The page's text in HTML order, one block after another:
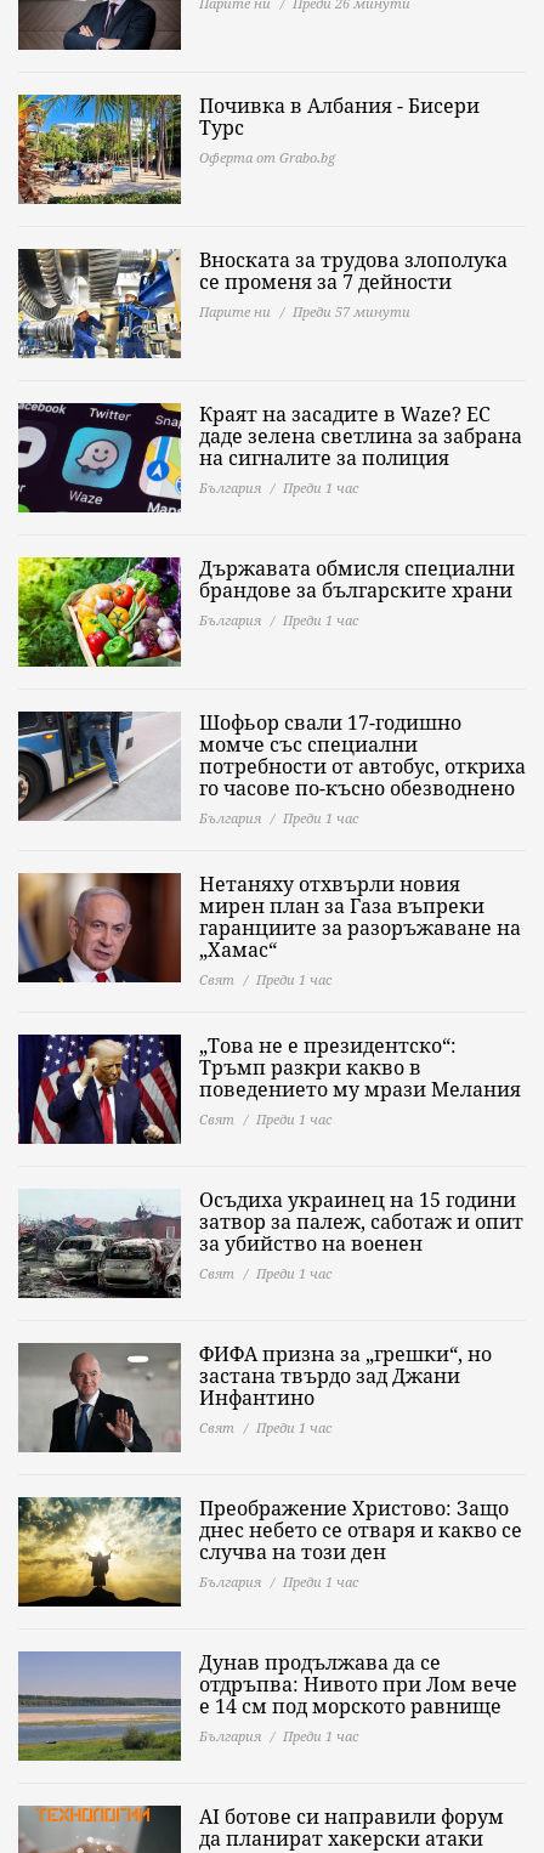
Почивка в Албания - Бисери
Турс
Оферта от Grabo.bg
Вноската за трудова злополука
се променя за 7 дейности
Парите ни Преди 57 минути
Краят на засадите в Waze? ЕС
даде зелена светлина за забрана
на сигналите за полиция
България Преди 1 час
Държавата обмисля специални
брандове за българските храни
България Преди 1 час
Шофьор свали 17-годишно
момче със специални
потребности от автобус, откриха
го часове по-късно обезводнено
България Преди 1 час
Нетаняху отхвърли новия
мирен план за Газа въпреки
гаранциите за разоръжаване на
„Хамас“
Свят Преди 1 час
„Това не е президентско“:
Тръмп разкри какво в
поведението му мрази Мелания
Свят Преди 1 час
Осъдиха украинец на 15 години
затвор за палеж, саботаж и опит
за убийство на военен
Свят Преди 1 час
ФИФА призна за „грешки“, но
застана твърдо зад Джани
Инфантино
Свят Преди 1 час
Преображение Христово: Защо
днес небето се отваря и какво се
случва на този ден
България Преди 1 час
Дунав продължава да се
отдръпва: Нивото при Лом вече
е 14 см под морското равнище
България Преди 1 час
AI ботове си направили форум
да планират хакерски атаки